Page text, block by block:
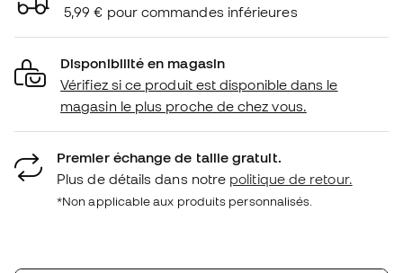
5,99 € pour commandes inférieures
Disponibilité en magasin
Vérifiez si ce produit est disponible dans le
magasin le plus proche de chez vous.
Premier échange de taille gratuit.
Plus de détails dans notre politique de retour.
*Non applicable aux produits personnalisés.